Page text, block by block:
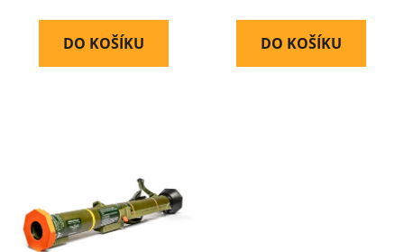
DO KOŠÍKU DO KOŠÍKU